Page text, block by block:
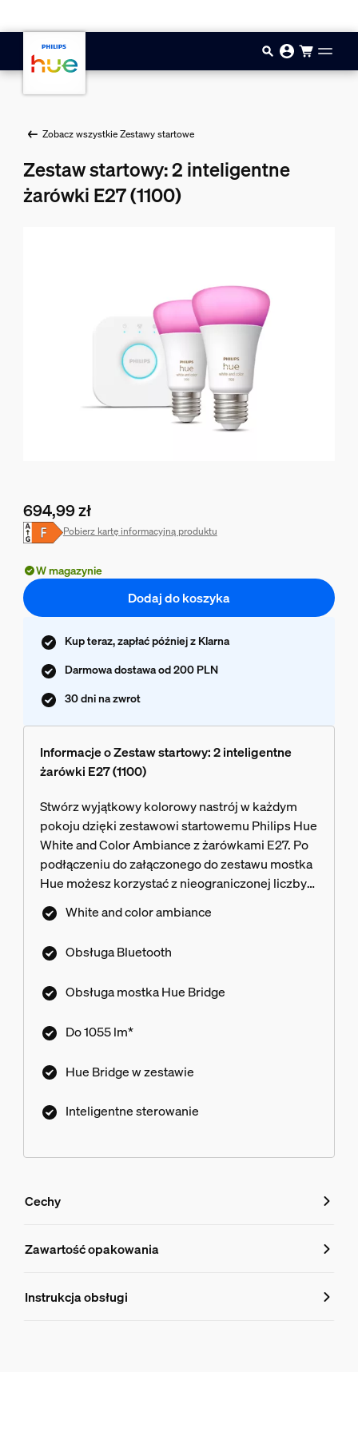
Zobacz wszystkie Zestawy startowe
Zestaw startowy: 2 inteligentne
żarówki E27 (1100)
Obecna cena to 694,99 zł
694,99 zł
Pobierz kartę informacyjną produktu
W magazynie
Dodaj do koszyka
Kup teraz, zapłać później z Klarna
Darmowa dostawa od 200 PLN
30 dni na zwrot
Informacje o Zestaw startowy: 2 inteligentne
żarówki E27 (1100)
Stwórz wyjątkowy kolorowy nastrój w każdym
pokoju dzięki zestawowi startowemu Philips Hue
White and Color Ambiance z żarówkami E27. Po
podłączeniu do załączonego do zestawu mostka
Hue możesz korzystać z nieograniczonej liczby
funkcji. Steruj oświetleniem za pomocą aplikacji,
głosu lub dowolnego inteligentnego akcesorium.
White and color ambiance
Obsługa Bluetooth
Obsługa mostka Hue Bridge
Do 1055 lm*
Hue Bridge w zestawie
Inteligentne sterowanie
Cechy
Cechy
8719514291492
Zawartość opakowania
Instrukcja obsługi